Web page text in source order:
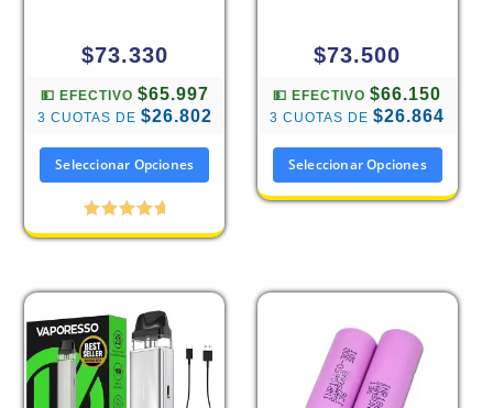
$73.330
💵 EFECTIVO $65.997
3 CUOTAS DE $26.802
Seleccionar Opciones
Valorado
$73.500
💵 EFECTIVO$66.150
3 CUOTAS DE$26.864
Seleccionar Opciones